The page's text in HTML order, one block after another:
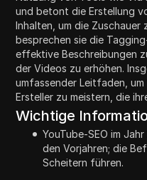
und betont die Erstellung
Inhalten, um die Zuschauer
besprechen sie die
effektive Beschreibungen
der Videos zu erhöhen.
umfassender Leitfaden,
Ersteller zu meistern, die
Wichtige
YouTube-SEO im
den Vorjahren; die
Scheitern führen.